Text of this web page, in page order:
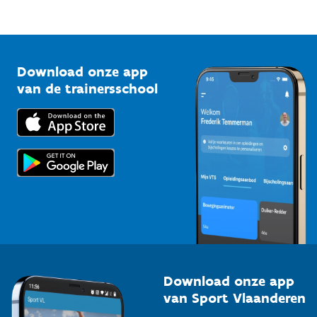
Bedrijven
Trainers en begeleiders
Topsporters
Vlaamse Trainersschool
Kennisplatform
Downloads
Voor de pers
Download onze app
van de trainersschool
Download onze app
van Sport Vlaanderen